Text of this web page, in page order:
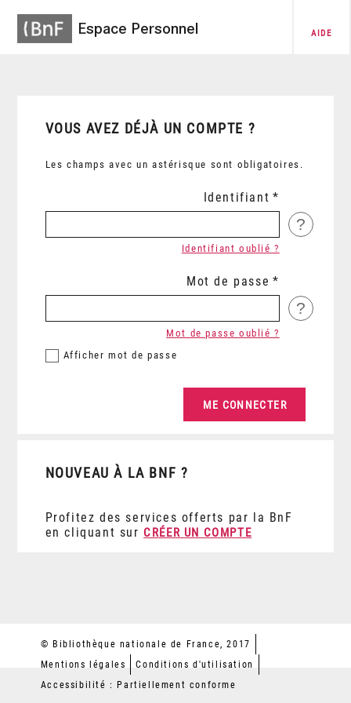
Espace Personnel AIDE
VOUS AVEZ DÉJÀ UN COMPTE ?
Les champs avec un astérisque sont obligatoires.
Identifiant
?
Identifiant oublié ?
Mot de passe
?
Afficher mot de passe
Mot de passe oublié ?
NOUVEAU À LA BNF ?
Profitez des services offerts par la BnF
en cliquant sur CRÉER UN COMPTE
© Bibliothèque nationale de France, 2017
Mentions légales
Conditions d'utilisation
Accessibilité : Partiellement conforme